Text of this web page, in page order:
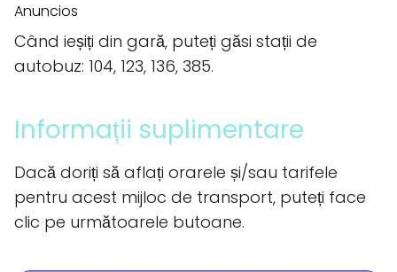
Anuncios
Când ieșiți din gară, puteți găsi stații de
autobuz: 104, 123, 136, 385.
Informații suplimentare
Dacă doriți să aflați orarele și/sau tarifele
pentru acest mijloc de transport, puteți face
clic pe următoarele butoane.